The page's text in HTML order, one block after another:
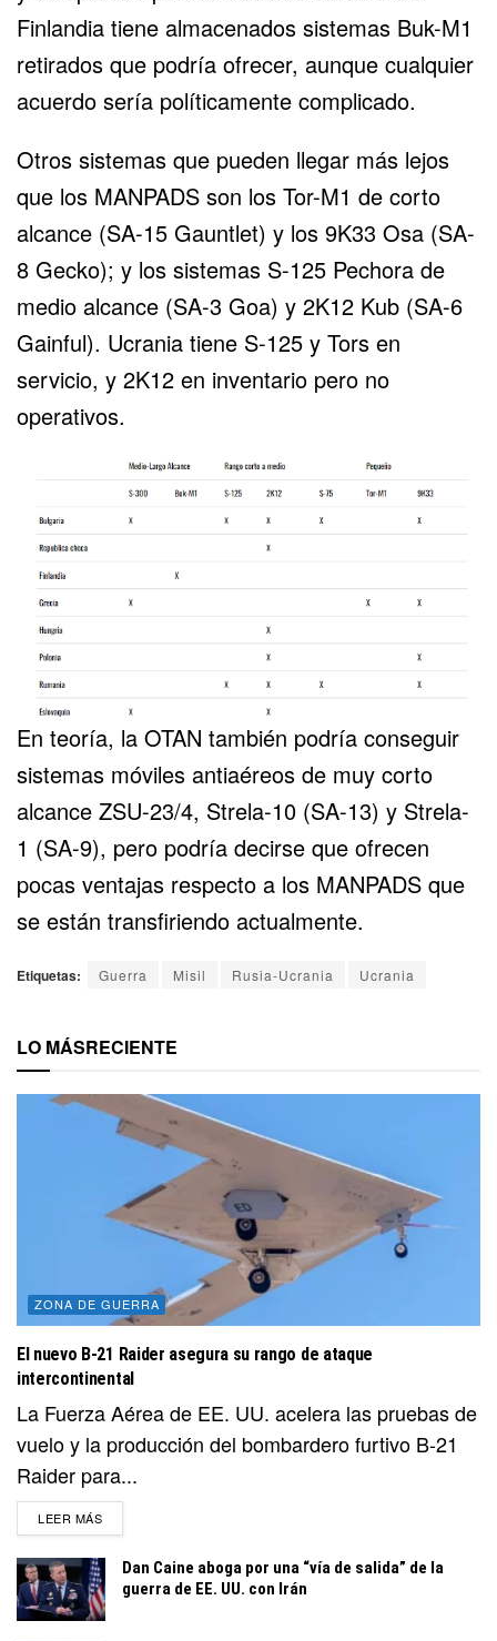
Finlandia tiene almacenados sistemas Buk-M1
retirados que podría ofrecer, aunque cualquier
acuerdo sería políticamente complicado.
Otros sistemas que pueden llegar más lejos
que los MANPADS son los Tor-M1 de corto
alcance (SA-15 Gauntlet) y los 9K33 Osa (SA-
8 Gecko); y los sistemas S-125 Pechora de
medio alcance (SA-3 Goa) y 2K12 Kub (SA-6
Gainful). Ucrania tiene S-125 y Tors en
servicio, y 2K12 en inventario pero no
operativos.
En teoría, la OTAN también podría conseguir
sistemas móviles antiaéreos de muy corto
alcance ZSU-23/4, Strela-10 (SA-13) y Strela-
1 (SA-9), pero podría decirse que ofrecen
pocas ventajas respecto a los MANPADS que
se están transfiriendo actualmente.
Etiquetas: Guerra Misil Rusia-Ucrania Ucrania
LO MÁSRECIENTE
ZONA DE GUERRA
El nuevo B-21 Raider asegura su rango de ataque
intercontinental
La Fuerza Aérea de EE. UU. acelera las pruebas de
vuelo y la producción del bombardero furtivo B-21
Raider para...
LEER MÁSDETAILS
Dan Caine aboga por una “vía de salida” de la
guerra de EE. UU. con Irán